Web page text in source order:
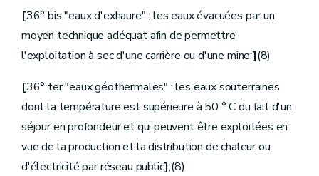
Art.D.370
Sous-section 4 [Succursales d'exploitation et conseils d'exploitation
D.371
Art.D.372
Art.D.374
Art.
D.375
Art.D.376
Section7 Tutelle administrative et contrôle
Sous-section 1
Tutelle administrative
Art.D.377
Art.D.378
[36° bis "eaux d'exhaure" : les eaux évacuées par un
moyen technique adéquat afin de permettre
l'exploitation à sec d'une carrière ou d'une mine;](8)
[36° ter "eaux géothermales" : les eaux souterraines
dont la température est supérieure à 50 ° C du fait d'un
séjour en profondeur et qui peuvent être exploitées en
vue de la production et la distribution de chaleur ou
d'électricité par réseau public];(8)